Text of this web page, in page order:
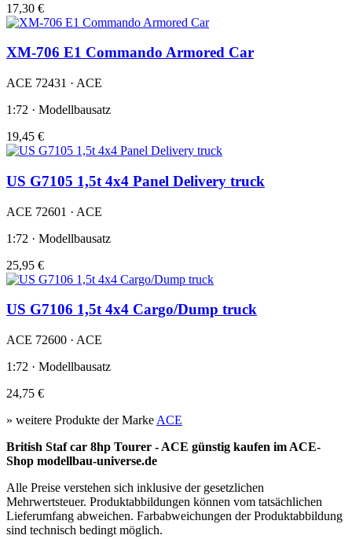
17,30 €
XM-706 E1 Commando Armored Car
ACE 72431 · ACE
1:72 · Modellbausatz
19,45 €
US G7105 1,5t 4x4 Panel Delivery truck
ACE 72601 · ACE
1:72 · Modellbausatz
25,95 €
US G7106 1,5t 4x4 Cargo/Dump truck
ACE 72600 · ACE
1:72 · Modellbausatz
24,75 €
» weitere Produkte der Marke ACE
British Staf car 8hp Tourer - ACE günstig kaufen im ACE-
Shop modellbau-universe.de
Alle Preise verstehen sich inklusive der gesetzlichen
Mehrwertsteuer. Produktabbildungen können vom tatsächlichen
Lieferumfang abweichen. Farbabweichungen der Produktabbildung
sind technisch bedingt möglich.